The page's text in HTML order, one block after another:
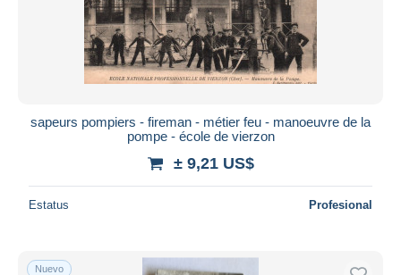
sapeurs pompiers - fireman - métier feu - manoeuvre de la
pompe - école de vierzon
± 9,21 US$
Estatus Profesional
Nuevo